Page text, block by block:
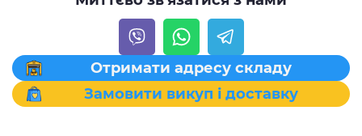
Отримати адресу складу
Замовити викуп і доставку